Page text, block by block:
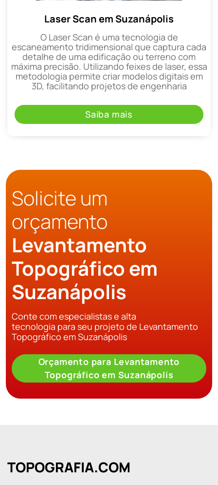
Laser Scan em Suzanápolis
O Laser Scan é uma tecnologia de
escaneamento tridimensional que captura cada
detalhe de uma edificação ou terreno com
máxima precisão. Utilizando feixes de laser, essa
metodologia permite criar modelos digitais em
3D, facilitando projetos de engenharia
Saiba mais
Solicite um
orçamento
Levantamento
Topográfico em
Suzanápolis
Conte com especialistas e alta
tecnologia para seu projeto de Levantamento
Topográfico em Suzanápolis
Orçamento para Levantamento
Topográfico em Suzanápolis
TOPOGRAFIA.COM